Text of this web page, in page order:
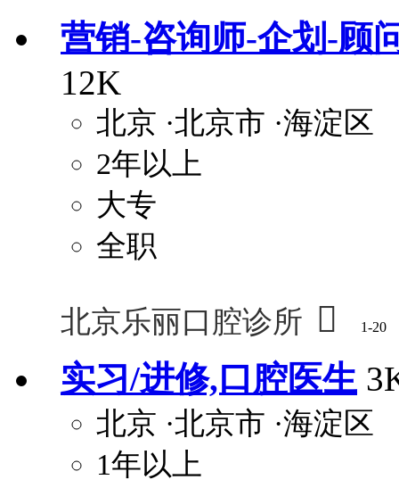
营销-咨询师-企划-顾
12K
北京 ·北京市 ·海淀区
2年以上
大专
全职
北京乐丽口腔诊所  1-20
实习/进修,口腔医生
北京 ·北京市 ·海淀区
1年以上